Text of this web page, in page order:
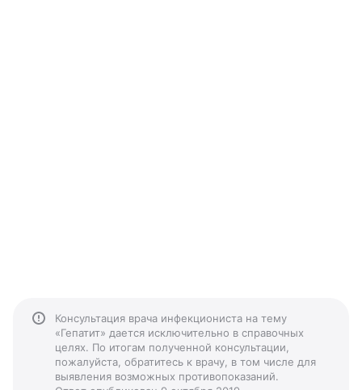
Консультация врача инфекциониста на тему
«Гепатит» дается исключительно в справочных
целях. По итогам полученной консультации,
пожалуйста, обратитесь к врачу, в том числе для
выявления возможных противопоказаний.